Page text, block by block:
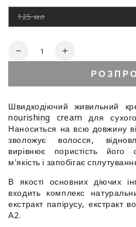
125 мл
Цей
варіант
Кількість
Зменшити
Top
Care
Repair
Hydra
Care
Nourishing
-
Швидкодіючий
живильний
крем
Збільшити
Top
Care
Repair
Hydra
Care
Nourishing
-
Швидкодіючий
живильний
Швидкодіючий живильний
nourishing cream для
Наноситься на всю довжину
зволожує волосся,
вирівнює пористість його
м'якість і запобігає
В якості основних діючих
входить комплекс
екстракт папірусу, екстракт
А2.